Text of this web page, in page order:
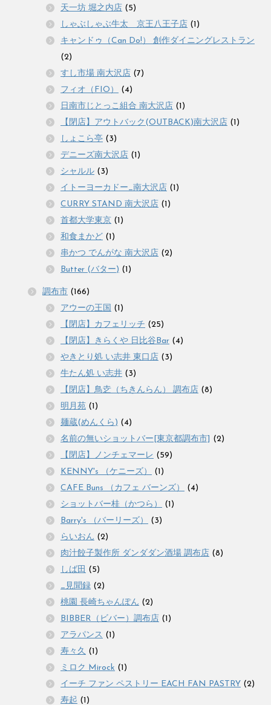
天一坊 堀之内店 (5)
しゃぶしゃぶ牛太 京王八王子店 (1)
キャンドゥ（Can Do!） 創作ダイニングレストラン
(2)
すし市場 南大沢店 (7)
フィオ（FIO）
(4)
日南市じとっこ組合 南大沢店 (1)
【閉店】アウトバック(OUTBACK)南大沢店 (1)
しょこら亭 (3)
デニーズ南大沢店 (1)
シャルル (3)
イトーヨーカドー_南大沢店 (1)
CURRY STAND 南大沢店 (1)
首都大学東京 (1)
和食まかど (1)
串かつ でんがな 南大沢店 (2)
Butter (バター) (1)
調布市 (166)
アウーの王国 (1)
【閉店】カフェリッチ (25)
【閉店】きらくや 日比谷Bar (4)
やきとり処 い志井 東口店 (3)
牛たん処 い志井 (3)
【閉店】鳥赱（ちきんらん） 調布店 (8)
明月苑 (1)
麺蔵(めんくら) (4)
名前の無いショットバー[東京都調布市]
(2)
【閉店】ノンチェマーレ (59)
KENNY's （ケニーズ）
(1)
CAFE Buns （カフェ バーンズ）
(4)
ショットバー桂（かつら）
(1)
Barry's （バーリーズ）
(3)
らいおん (2)
肉汁餃子製作所 ダンダダン酒場 調布店 (8)
しば田 (5)
_見聞録 (2)
桃園 長崎ちゃんぽん (2)
BIBBER（ビバー）調布店 (1)
アラパンス (1)
寿々久 (1)
ミロク Mirock (1)
イーチ ファン ペストリー EACH FAN PASTRY (2)
寿起 (1)